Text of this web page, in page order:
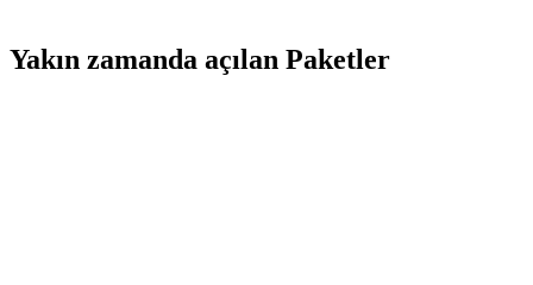
Yakın zamanda açılan Paketler